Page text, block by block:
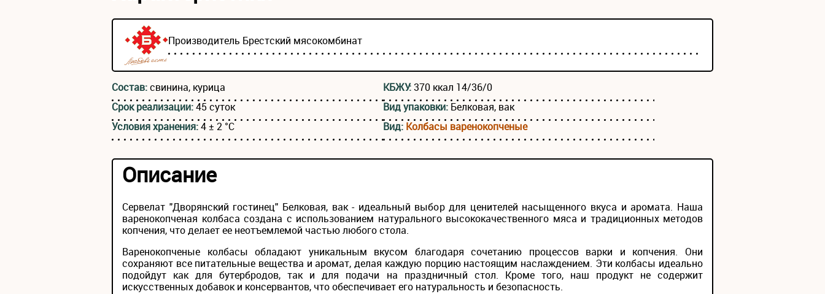
Производитель Брестский мясокомбинат
Состав:свинина, курица КБЖУ:370 ккал 14/36/0
Срок реализации:45 суток Вид упаковки: Белковая, вак
Условия хранения:4 ± 2 °С Вид: Колбасы варенокопченые
Описание
Сервелат "Дворянский гостинец" Белковая, вак - идеальный выбор для ценителей насыщенного вкуса и аромата. Наша
варенокопченая колбаса создана с использованием натурального высококачественного мяса и традиционных методов
копчения, что делает ее неотъемлемой частью любого стола.
Варенокопченые колбасы обладают уникальным вкусом благодаря сочетанию процессов варки и копчения. Они
сохраняют все питательные вещества и аромат, делая каждую порцию настоящим наслаждением. Эти колбасы идеально
подойдут как для бутербродов, так и для подачи на праздничный стол. Кроме того, наш продукт не содержит
искусственных добавок и консервантов, что обеспечивает его натуральность и безопасность.